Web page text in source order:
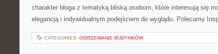
charakter bloga z tematyką bliską osobom, które interesują się
elegancją i indywidualnym podejściem do wyglądu. Polecamy
CATEGORIES: OGRZEWANIE BUDYNKÓW